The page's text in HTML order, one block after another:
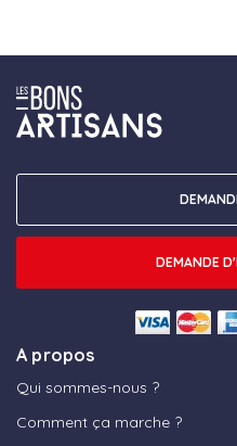
A propos
Qui sommes-nous ?
Comment ça marche ?
DEMANDE